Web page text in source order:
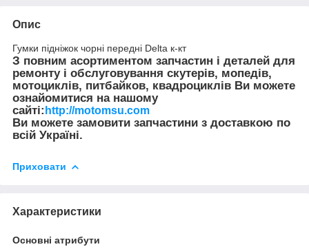
Опис
Гумки підніжок чорні передні Delta к-кт
З повним асортиментом запчастин і деталей для
ремонту і обслуговування скутерів, мопедів,
мотоциклів, питбайков, квадроциклів Ви можете
ознайомитися на нашому
сайті: http://motomsu.com
Ви можете замовити запчастини з доставкою по
всій Україні.
Приховати
Характеристики
Основні атрибути